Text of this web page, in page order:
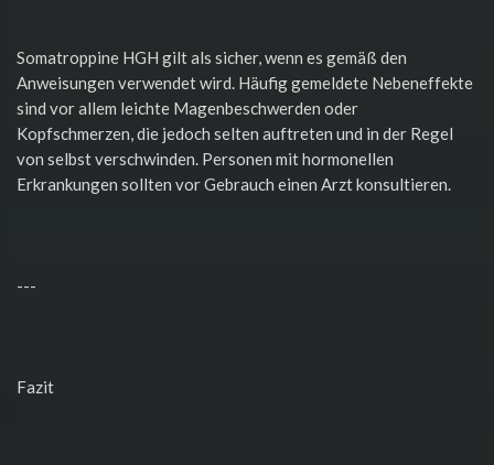
Somatroppine HGH gilt als sicher, wenn es gemäß den
Anweisungen verwendet wird. Häufig gemeldete Nebeneffekte
sind vor allem leichte Magenbeschwerden oder
Kopfschmerzen, die jedoch selten auftreten und in der Regel
von selbst verschwinden. Personen mit hormonellen
Erkrankungen sollten vor Gebrauch einen Arzt konsultieren.
---
Fazit